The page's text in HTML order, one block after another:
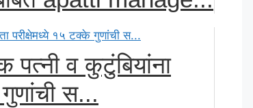
पत्नी व कुटुंबियांना
स...